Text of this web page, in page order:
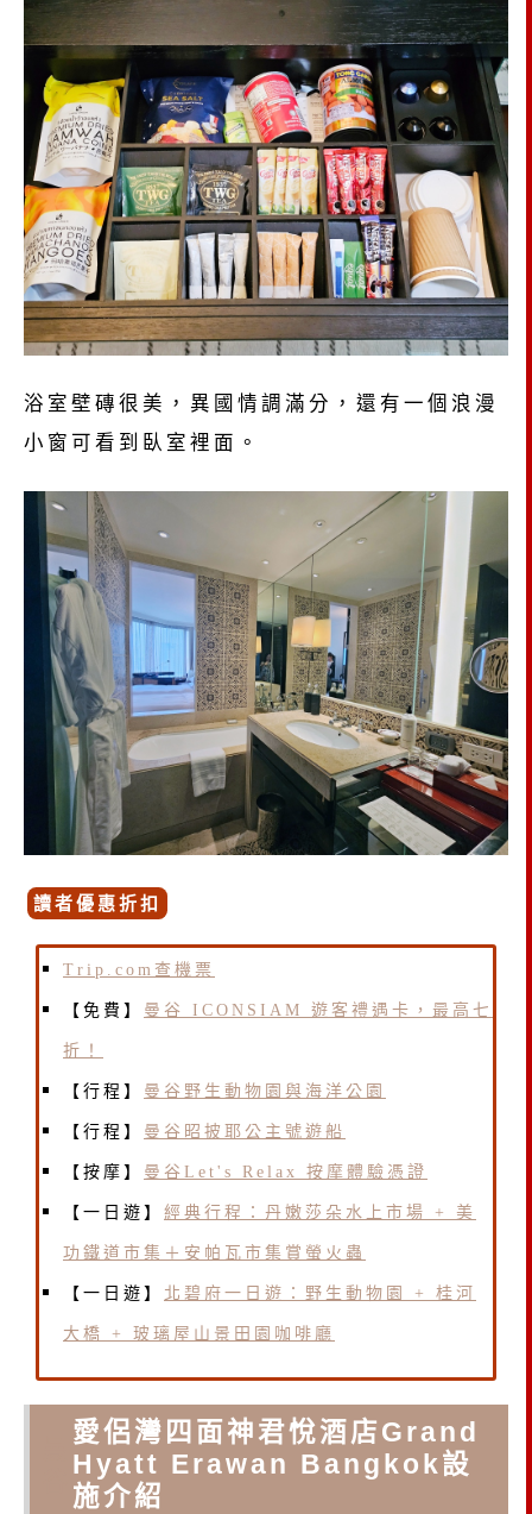
浴室壁磚很美，異國情調滿分，還有一個浪漫
小窗可看到臥室裡面。
讀者優惠折扣
Trip.com查機票
【免費】 曼谷 ICONSIAM 遊客禮遇卡，最高七
折！
【行程】 曼谷野生動物園與海洋公園
【行程】 曼谷昭披耶公主號遊船
【按摩】 曼谷Let's Relax 按摩體驗憑證
【一日遊】 經典行程：丹嫩莎朵水上市場 + 美
功鐵道市集＋安帕瓦市集賞螢火蟲
【一日遊】 北碧府一日遊：野生動物園 + 桂河
大橋 + 玻璃屋山景田園咖啡廳
愛侶灣四面神君悅酒店Grand
Hyatt Erawan Bangkok設
施介紹